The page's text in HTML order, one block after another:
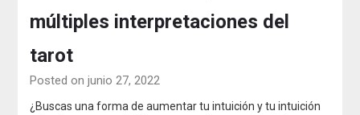
múltiples interpretaciones del
tarot
Posted on junio 27, 2022
¿Buscas una forma de aumentar tu intuición y tu intuición